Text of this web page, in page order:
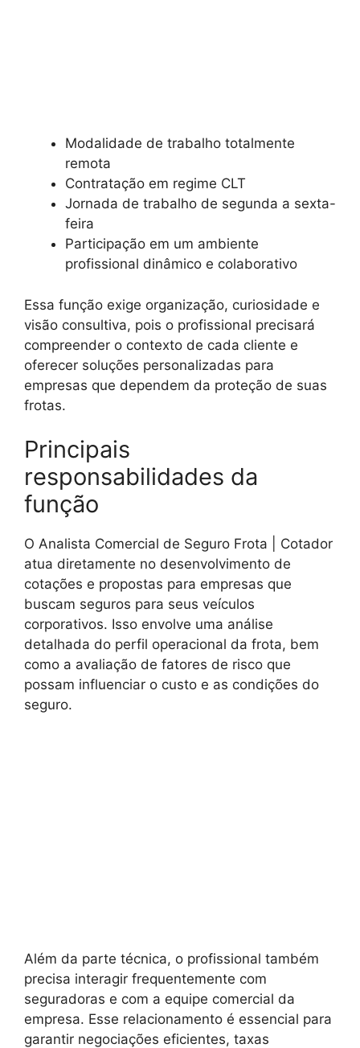
Modalidade de trabalho totalmente
remota
Contratação em regime CLT
Jornada de trabalho de segunda a sexta-
feira
Participação em um ambiente
profissional dinâmico e colaborativo
Essa função exige organização, curiosidade e
visão consultiva, pois o profissional precisará
compreender o contexto de cada cliente e
oferecer soluções personalizadas para
empresas que dependem da proteção de suas
frotas.
Principais
responsabilidades da
função
O Analista Comercial de Seguro Frota | Cotador
atua diretamente no desenvolvimento de
cotações e propostas para empresas que
buscam seguros para seus veículos
corporativos. Isso envolve uma análise
detalhada do perfil operacional da frota, bem
como a avaliação de fatores de risco que
possam influenciar o custo e as condições do
seguro.
Além da parte técnica, o profissional também
precisa interagir frequentemente com
seguradoras e com a equipe comercial da
empresa. Esse relacionamento é essencial para
garantir negociações eficientes, taxas